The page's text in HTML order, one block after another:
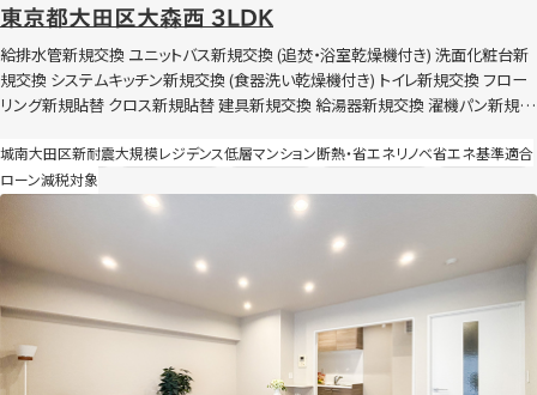
東京都大田区大森西 3LDK
給排水管新規交換 ユニットバス新規交換 (追焚・浴室乾燥機付き) 洗面化粧台新
規交換 システムキッチン新規交換 (食器洗い乾燥機付き) トイレ新規交換 フロー
リング新規貼替 クロス新規貼替 建具新規交換 給湯器新規交換 濯機パン新規交
節湯水栓導入 外壁面および断熱施工 全灯照明LDK化（玄関のみ人感センサー
付き）
城南大田区新耐震大規模レジデンス低層マンション断熱・省エネリノベ省エネ基準適合
ローン減税対象
東京都三鷹市牟礼 2LDK